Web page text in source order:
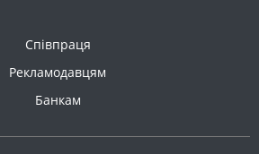
Співпраця
Рекламодавцям
Банкам